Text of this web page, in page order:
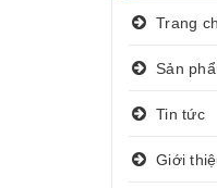
Trang
Sản
Tin tức
Giới